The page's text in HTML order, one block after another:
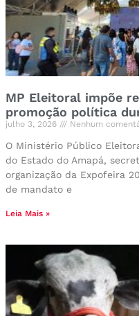
MP Eleitoral impõe
promoção política
julho 3, 2026 Nenhum
O Ministério Público
do Estado do Amapá,
organização da Expofeira
de mandato e
Leia Mais »